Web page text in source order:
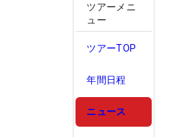
ツアーメニ
ュー
ツアーTOP
年間日程
ニュース